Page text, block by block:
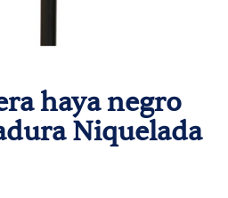
haya negro
Niquelada